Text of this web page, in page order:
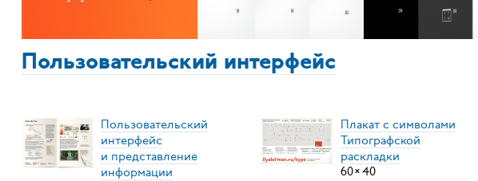
Пользовательский интерфейс
Пользовательский
интерфейс
и представление
информации
Плакат с символами
Типографской
раскладки
60×40